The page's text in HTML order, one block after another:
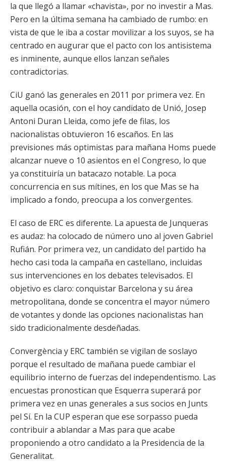
la que llegó a llamar «chavista», por no investir a Mas.
Pero en la última semana ha cambiado de rumbo: en
vista de que le iba a costar movilizar a los suyos, se ha
centrado en augurar que el pacto con los antisistema
es inminente, aunque ellos lanzan señales
contradictorias.
CiU ganó las generales en 2011 por primera vez. En
aquella ocasión, con el hoy candidato de Unió, Josep
Antoni Duran Lleida, como jefe de filas, los
nacionalistas obtuvieron 16 escaños. En las
previsiones más optimistas para mañana Homs puede
alcanzar nueve o 10 asientos en el Congreso, lo que
ya constituiría un batacazo notable. La poca
concurrencia en sus mítines, en los que Mas se ha
implicado a fondo, preocupa a los convergentes.
El caso de ERC es diferente. La apuesta de Junqueras
es audaz: ha colocado de número uno al joven Gabriel
Rufián. Por primera vez, un candidato del partido ha
hecho casi toda la campaña en castellano, incluidas
sus intervenciones en los debates televisados. El
objetivo es claro: conquistar Barcelona y su área
metropolitana, donde se concentra el mayor número
de votantes y donde las opciones nacionalistas han
sido tradicionalmente desdeñadas.
Convergència y ERC también se vigilan de soslayo
porque el resultado de mañana puede cambiar el
equilibrio interno de fuerzas del independentismo. Las
encuestas pronostican que Esquerra superará por
primera vez en unas generales a sus socios en Junts
pel Sí. En la CUP esperan que ese sorpasso pueda
contribuir a ablandar a Mas para que acabe
proponiendo a otro candidato a la Presidencia de la
Generalitat.